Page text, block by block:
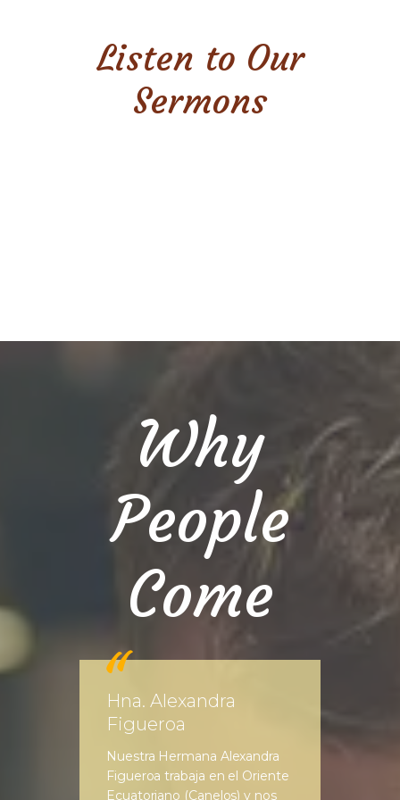
Listen to Our
Sermons
Why
People
Come
Hna. Alexandra
Figueroa
Nuestra Hermana Alexandra
Figueroa trabaja en el Oriente
Ecuatoriano (Canelos) y nos